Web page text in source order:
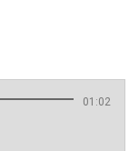
01:02